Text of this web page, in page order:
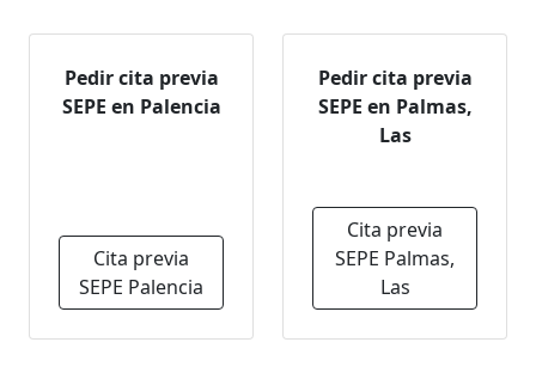
Pedir cita previa
SEPE en Palencia
Cita previa
SEPE Palencia
Pedir cita previa
SEPE en Palmas,
Las
Cita previa
SEPE Palmas,
Las